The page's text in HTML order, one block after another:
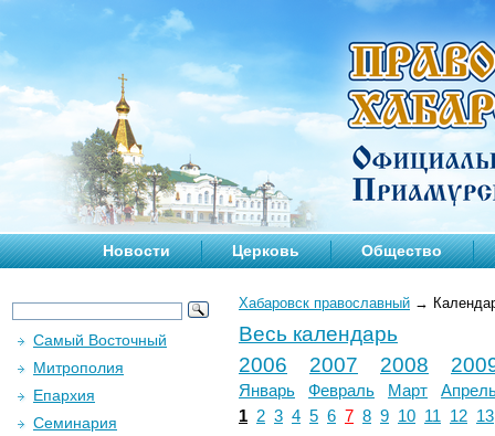
Новости Церковь Общество
Хабаровск православный →
Весь календарь
2006
2007 2008
Январь Февраль Март
1 2 3 4 5 6 7 8 9 10 11 12 13
Самый Восточный
Митрополия
Епархия
Семинария